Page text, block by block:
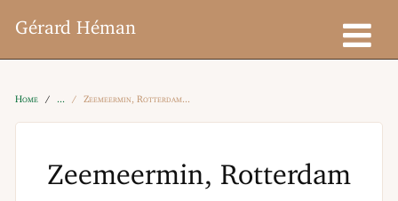
Gérard Héman
Home Zeemeermin, Rotterdam
Zeemeermin, Rotterdam